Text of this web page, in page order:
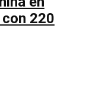
220